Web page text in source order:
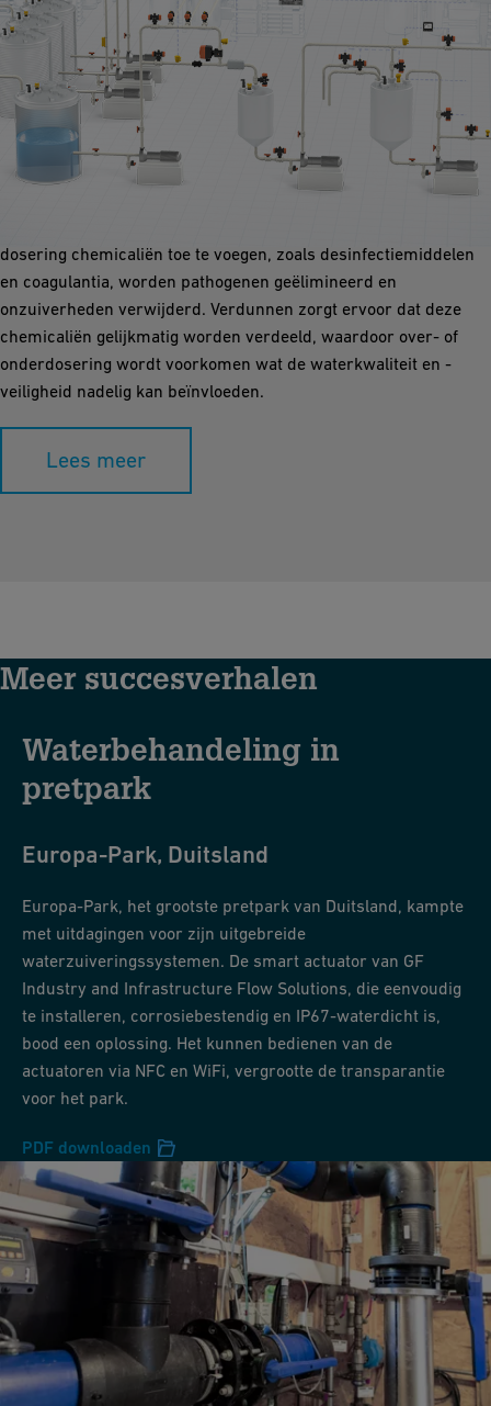
Dosering / Verdunning
Het proces van chemisch doseren en verdunnen in
dosering chemicaliën toe te voegen, zoals desinfectiemiddelen
en coagulantia, worden pathogenen geëlimineerd en
onzuiverheden verwijderd. Verdunnen zorgt ervoor dat deze
chemicaliën gelijkmatig worden verdeeld, waardoor over- of
onderdosering wordt voorkomen wat de waterkwaliteit en -
veiligheid nadelig kan beïnvloeden.
Lees meer
Meer succesverhalen
Waterbehandeling in
pretpark
Europa-Park, Duitsland
Europa-Park, het grootste pretpark van Duitsland, kampte
met uitdagingen voor zijn uitgebreide
waterzuiveringssystemen. De smart actuator van GF
Industry and Infrastructure Flow Solutions, die eenvoudig
te installeren, corrosiebestendig en IP67-waterdicht is,
bood een oplossing. Het kunnen bedienen van de
actuatoren via NFC en WiFi, vergrootte de transparantie
voor het park.
PDF downloaden